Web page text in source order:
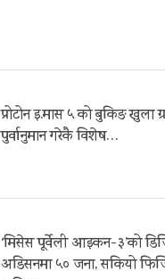
प्रोटोन इ.मास ५ को बुकिङ खुला
पुर्वानुमान गरेकै विशेष…
‘मिसेस पूर्वेली आइकन-३’को
अडिसनमा ५० जना, सकियो